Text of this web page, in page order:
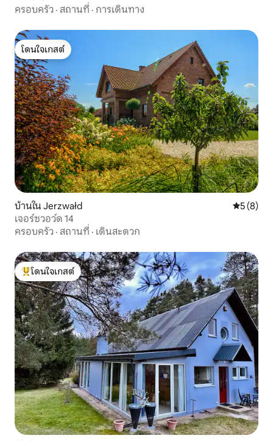
ครอบครัว · สถานที่ · การเดินทาง
โดนใจเกสต์
โดนใจเกสต์
บ้านใน Jerzwałd คะแนนเฉ
5 (8)
เจอร์ซวอว์ด 14
ครอบครัว · สถานที่ · เดินสะดวก
โดนใจเกสต์ที่สุด
โดนใจเกสต์